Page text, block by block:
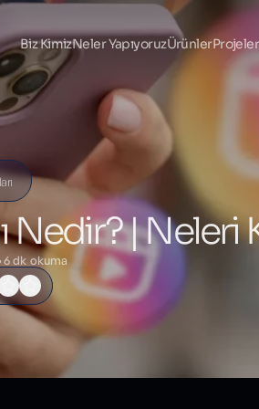
Biz KimizNeler YapıyoruzÜrünler
Nedir? | Neleri
6 dk okuma